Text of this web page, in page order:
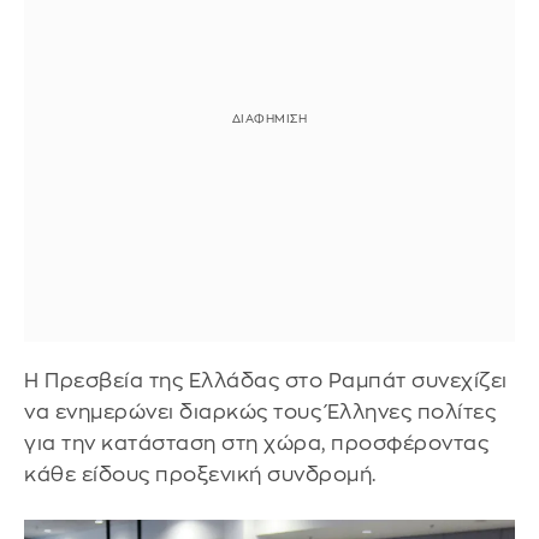
Η Πρεσβεία της Ελλάδας στο Ραμπάτ συνεχίζει
να ενημερώνει διαρκώς τους Έλληνες πολίτες
για την κατάσταση στη χώρα, προσφέροντας
κάθε είδους προξενική συνδρομή.